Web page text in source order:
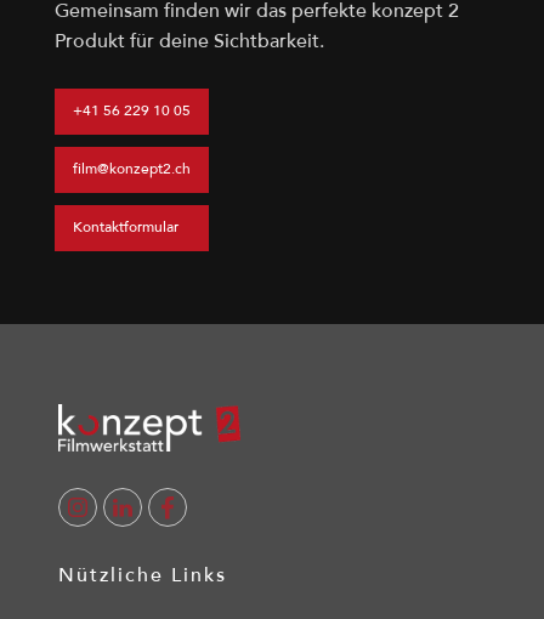
Gemeinsam finden wir das perfekte konzept 2
Produkt für deine Sichtbarkeit.
+41 56 229 10 05
film@konzept2.ch
Kontaktformular
Nützliche Links